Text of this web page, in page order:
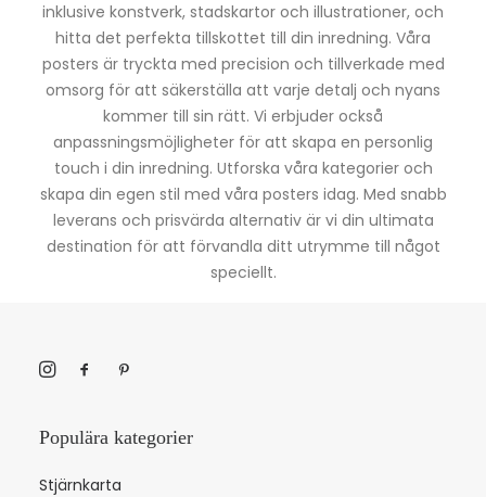
inklusive konstverk, stadskartor och illustrationer, och
hitta det perfekta tillskottet till din inredning. Våra
posters är tryckta med precision och tillverkade med
omsorg för att säkerställa att varje detalj och nyans
kommer till sin rätt. Vi erbjuder också
anpassningsmöjligheter för att skapa en personlig
touch i din inredning. Utforska våra kategorier och
skapa din egen stil med våra posters idag. Med snabb
leverans och prisvärda alternativ är vi din ultimata
destination för att förvandla ditt utrymme till något
speciellt.
Populära kategorier
Stjärnkarta